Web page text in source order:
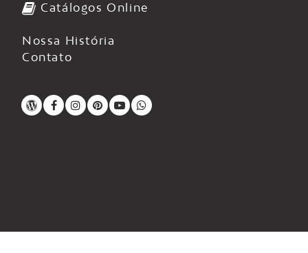
Catálogos Online
Nossa História
Contato